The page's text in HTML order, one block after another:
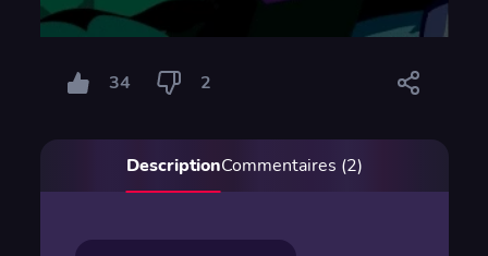
34 2
DescriptionCommentaires (2)